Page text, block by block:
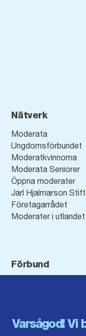
Varsågod! Vi
Nätverk
Moderata
Ungdomsförbundet
Moderatkvinnorna
Moderata Seniorer
Öppna moderater
Jarl Hjalmarson
Företagarrådet
Moderater i utlandet
Förbund
Gävleborg
Halland